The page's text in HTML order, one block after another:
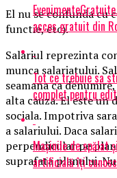
El nu se confunda cu
functie, etc).
Salariul reprezinta
munca salariatului.
seamana ca
alta cauza. El este
sociala. Impotriva
a salariului. Daca
perpendicular pe
suprafata planului.
acces gratuit din
Tot ce trebuie sa
complet pentru
Mașinile de spălat
artificială îți